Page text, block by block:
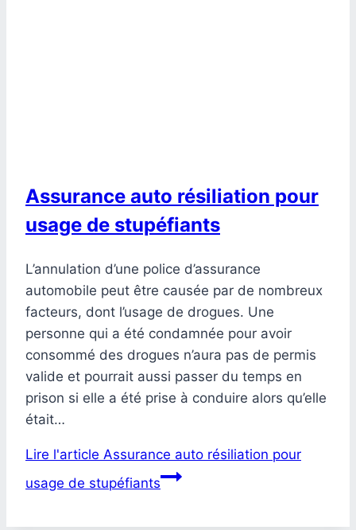
Assurance auto résiliation pour
usage de stupéfiants
L’annulation d’une police d’assurance
automobile peut être causée par de nombreux
facteurs, dont l’usage de drogues. Une
personne qui a été condamnée pour avoir
consommé des drogues n’aura pas de permis
valide et pourrait aussi passer du temps en
prison si elle a été prise à conduire alors qu’elle
était…
Lire l'article Assurance auto résiliation pour
usage de stupéfiants